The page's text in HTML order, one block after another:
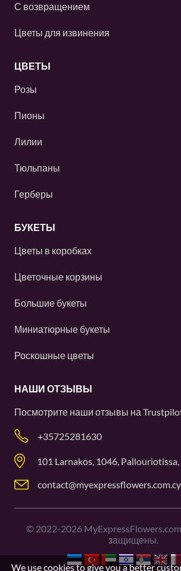
С возвращением
Цветы для извинения
ЦВЕТЫ
Розы
Пионы
Лилии
Тюльпаны
Герберы
БУКЕТЫ
Цветы в коробках
Цветочные корзины
Большие букеты
Миниатюрные букеты
Роскошные цветы
НАШИ ОТЗЫВЫ
Посмотрите наши отзывы на
+35725281630
101 Larnakos, 1046,
contact@myexpressflowers.com.cy
© 2022-2026
защищены.
We use cookies to give you a better